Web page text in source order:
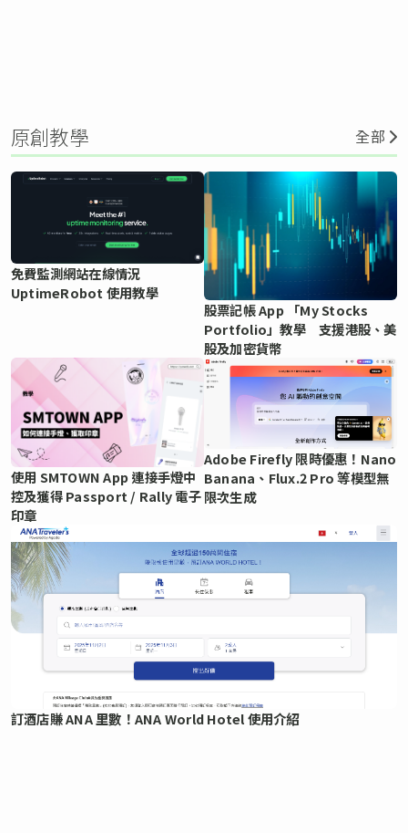
原創教學 全部
免費監測網站在線情況
UptimeRobot 使用教學
股票記帳 App 「My Stocks
Portfolio」教學 支援港股、美
股及加密貨幣
使用 SMTOWN App 連接手燈中
控及獲得 Passport / Rally 電子
印章
Adobe Firefly 限時優惠！Nano
Banana、Flux.2 Pro 等模型無
限次生成
訂酒店賺 ANA 里數！ANA World Hotel 使用介紹